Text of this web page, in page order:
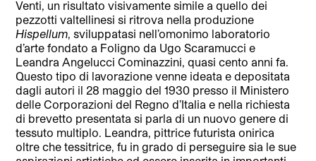
Venti, un risultato visivamente simile a quello dei
pezzotti valtellinesi si ritrova nella produzione
Hispellum, sviluppatasi nell’omonimo laboratorio
d’arte fondato a Foligno da Ugo Scaramucci e
Leandra Angelucci Cominazzini, quasi cento anni fa.
Questo tipo di lavorazione venne ideata e depositata
dagli autori il 28 maggio del 1930 presso il Ministero
delle Corporazioni del Regno d’Italia e nella richiesta
di brevetto presentata si parla di un nuovo genere di
tessuto multiplo. Leandra, pittrice futurista onirica
oltre che tessitrice, fu in grado di perseguire sia le sue